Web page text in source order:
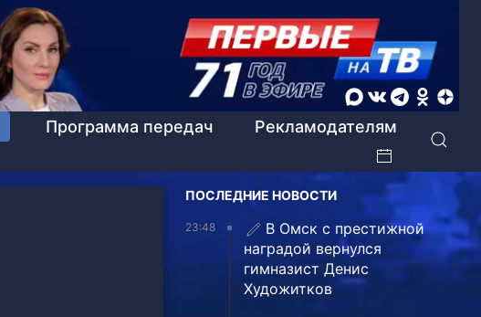
Программа передач
Рекламодателям
ПОСЛЕДНИЕ НОВОСТИ
23:48
В Омск с престижной
наградой вернулся
гимназист Денис
Художитков